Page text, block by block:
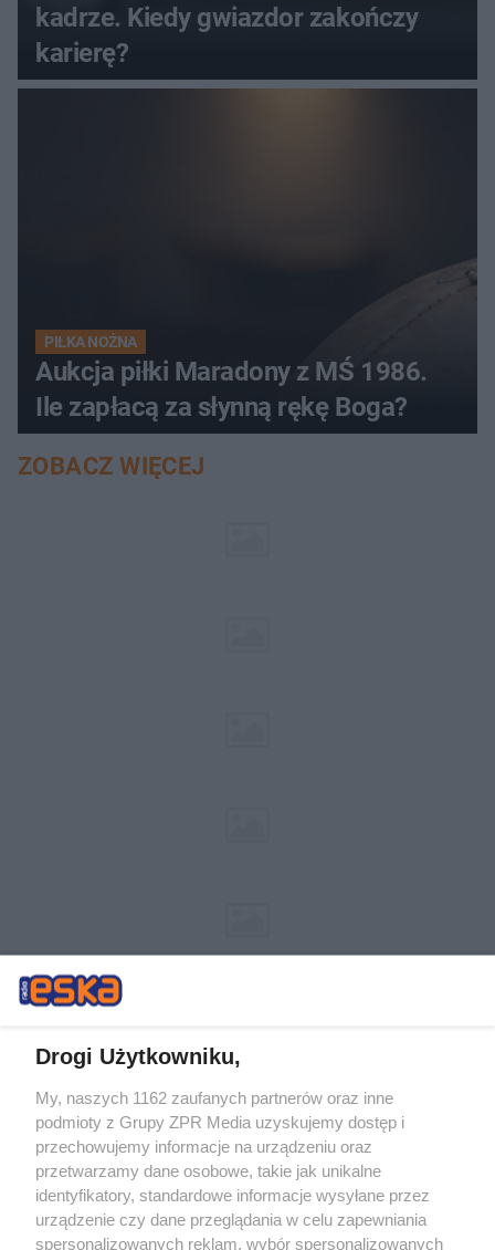
kadrze. Kiedy gwiazdor zakończy
karierę?
PIŁKA NOŻNA
Aukcja piłki Maradony z MŚ 1986.
Ile zapłacą za słynną rękę Boga?
ZOBACZ WIĘCEJ
Żaden utwór zamieszczony w serwisie nie może być powielany i
rozpowszechniany lub dalej rozpowszechniany w jakikolwiek sposób (w
tym także elektroniczny lub mechaniczny) na jakimkolwiek polu
eksploatacji w jakiejkolwiek formie, włącznie z umieszczaniem w
Internecie bez pisemnej zgody właściciela praw. Jakiekolwiek użycie lub
wykorzystanie utworów w całości lub w części z naruszeniem prawa,
tzn. bez właściwej zgody, jest zabronione pod groźbą kary i może być
ścigane prawnie.
Drogi Użytkowniku,
My, naszych 1162 zaufanych partnerów oraz inne
podmioty z Grupy ZPR Media uzyskujemy dostęp i
przechowujemy informacje na urządzeniu oraz
przetwarzamy dane osobowe, takie jak unikalne
identyfikatory, standardowe informacje wysyłane przez
urządzenie czy dane przeglądania w celu zapewniania
spersonalizowanych reklam, wybór spersonalizowanych